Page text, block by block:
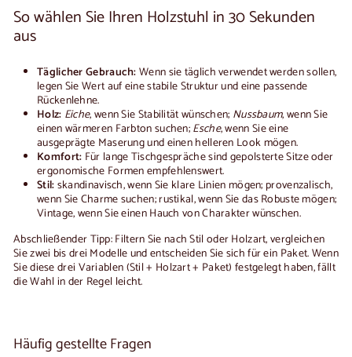
So wählen Sie Ihren Holzstuhl in 30 Sekunden
aus
Täglicher Gebrauch:Wenn sie täglich verwendet werden sollen,
legen Sie Wert auf eine stabile Struktur und eine passende
Rückenlehne.
Holz: Eiche, wenn Sie Stabilität wünschen; Nussbaum, wenn Sie
einen wärmeren Farbton suchen;Esche, wenn Sie eine
ausgeprägte Maserung und einen helleren Look mögen.
Komfort: Für lange Tischgespräche sind gepolsterte Sitze oder
ergonomische Formen empfehlenswert.
Stil:skandinavisch, wenn Sie klare Linien mögen; provenzalisch,
wenn Sie Charme suchen; rustikal, wenn Sie das Robuste mögen;
Vintage, wenn Sie einen Hauch von Charakter wünschen.
Abschließender Tipp: Filtern Sie nach Stil oder Holzart, vergleichen
Sie zwei bis drei Modelle und entscheiden Sie sich für ein Paket. Wenn
Sie diese drei Variablen (Stil + Holzart + Paket) festgelegt haben, fällt
die Wahl in der Regel leicht.
Häufig gestellte Fragen